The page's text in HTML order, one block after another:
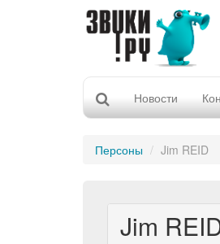
Новости
Персоны Jim REID
Jim